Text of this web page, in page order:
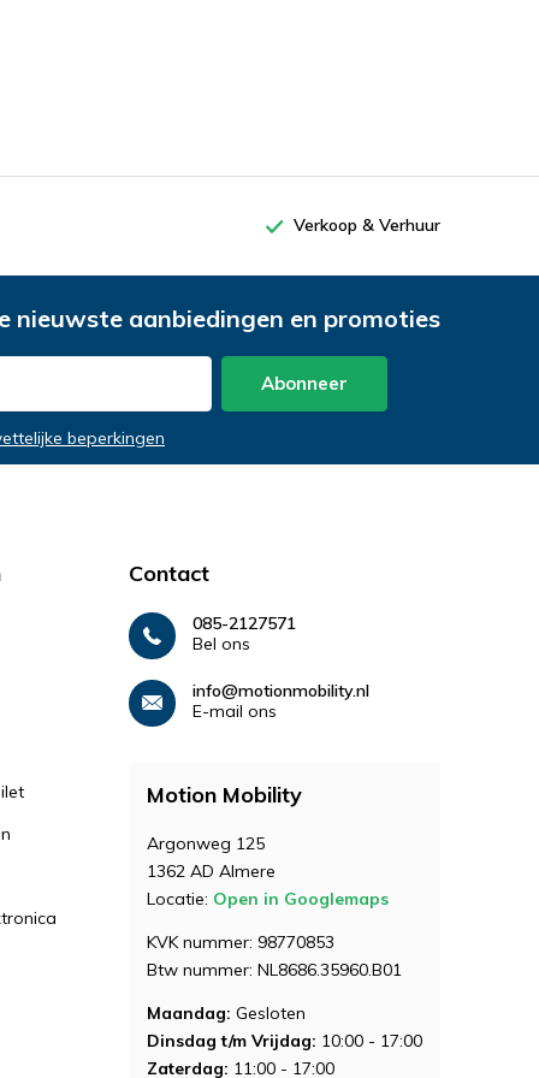
Verkoop & Verhuur
nieuwste aanbiedingen en promoties
Abonneer
beperkingen
Contact
085-2127571
Bel ons
info@motionmobility.nl
E-mail ons
Motion Mobility
Argonweg 125
1362 AD Almere
Locatie: Open in Googlemaps
KVK nummer: 98770853
Btw nummer: NL8686.35960.B01
Maandag: Gesloten
Dinsdag t/m Vrijdag: 10:00 - 17:00
Zaterdag: 11:00 - 17:00